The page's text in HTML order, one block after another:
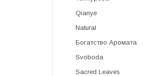
Qianye
Natural
Богатство Аромата
Svoboda
Sacred Leaves